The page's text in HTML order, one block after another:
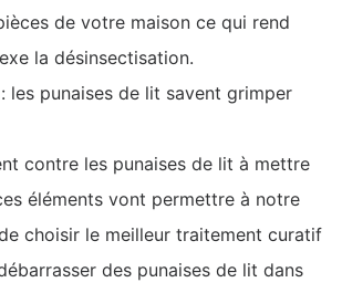
de votre maison ce qui rend
la désinsectisation.
les punaises de lit savent grimper
contre les punaises de lit à mettre
éléments vont permettre à notre
choisir le meilleur traitement curatif
des punaises de lit dans